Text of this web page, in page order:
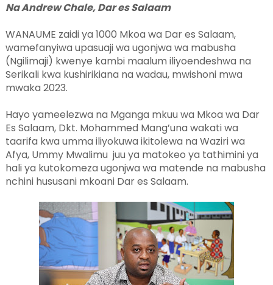
Na Andrew Chale, Dar es Salaam
WANAUME zaidi ya 1000 Mkoa wa Dar es Salaam,
wamefanyiwa upasuaji wa ugonjwa wa mabusha
(Ngilimaji) kwenye kambi maalum iliyoendeshwa na
Serikali kwa kushirikiana na wadau, mwishoni mwa
mwaka 2023.
Hayo yameelezwa na Mganga mkuu wa Mkoa wa Dar
Es Salaam, Dkt. Mohammed Mang’una wakati wa
taarifa kwa umma iliyokuwa ikitolewa na Waziri wa
Afya, Ummy Mwalimu juu ya matokeo ya tathimini ya
hali ya kutokomeza ugonjwa wa matende na mabusha
nchini hususani mkoani Dar es Salaam.